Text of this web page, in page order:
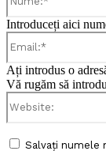
Introduceți aici
Ați introdus o
Vă rugăm să
Salvați numele